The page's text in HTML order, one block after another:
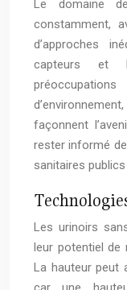
Le domaine
constamment,
d’approches
capteurs et
façonnent
rester informé
sanitaires
Les urinoirs
leur potentiel de
La hauteur peut